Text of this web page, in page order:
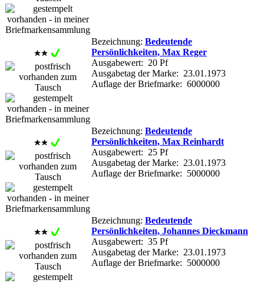
Bezeichnung: Bedeutende
Persönlichkeiten, Max Reger
Ausgabewert: 20 Pf
Ausgabetag der Marke: 23.01.1973
Auflage der Briefmarke: 6000000
Bezeichnung: Bedeutende
Persönlichkeiten, Max Reinhardt
Ausgabewert: 25 Pf
Ausgabetag der Marke: 23.01.1973
Auflage der Briefmarke: 5000000
Bezeichnung: Bedeutende
Persönlichkeiten, Johannes Dieckmann
Ausgabewert: 35 Pf
Ausgabetag der Marke: 23.01.1973
Auflage der Briefmarke: 5000000